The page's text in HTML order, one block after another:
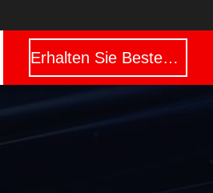
Erhalten Sie Besten Preis